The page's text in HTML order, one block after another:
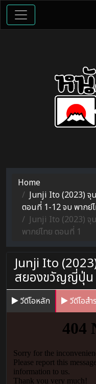
Home
Junji Ito (2023) จุ
ตอนที่ 1-12 จบ พากย์
Junji Ito (2023) จุ
พากย์ไทย ตอนที่ 1
Junji Ito
สยองขวัญญี่ปุ่น
วีดีโอหลัก วีดีโอส